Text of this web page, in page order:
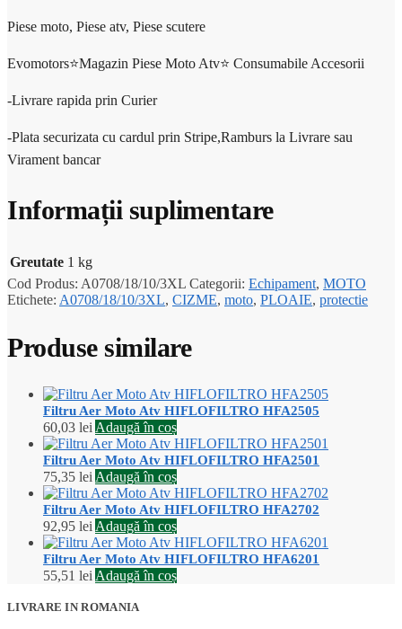
Piese moto, Piese atv, Piese scutere
Evomotors⭐️Magazin Piese Moto Atv⭐️ Consumabile Accesorii
-Livrare rapida prin Curier
-Plata securizata cu cardul prin Stripe,Ramburs la Livrare sau
Virament bancar
Informații suplimentare
Greutate 1 kg
Cod Produs: A0708/18/10/3XL Categorii: Echipament, MOTO
Etichete: A0708/18/10/3XL, CIZME, moto, PLOAIE, protectie
Produse similare
Filtru Aer Moto Atv HIFLOFILTRO HFA2505
60,03 lei Adaugă în coș
Filtru Aer Moto Atv HIFLOFILTRO HFA2501
75,35 lei Adaugă în coș
Filtru Aer Moto Atv HIFLOFILTRO HFA2702
92,95 lei Adaugă în coș
Filtru Aer Moto Atv HIFLOFILTRO HFA6201
55,51 lei Adaugă în coș
LIVRARE IN ROMANIA